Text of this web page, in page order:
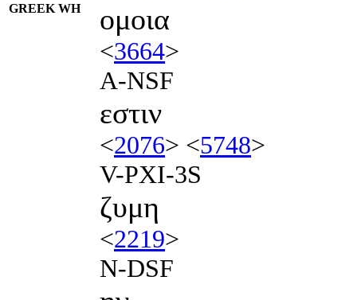
GREEK WH ομοια
<3664>
A-NSF
εστιν
<2076> <5748>
V-PXI-3S
ζυμη
<2219>
N-DSF